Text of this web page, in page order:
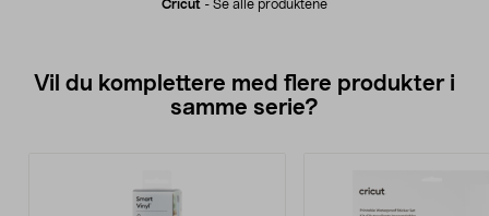
Cricut - Se alle produktene
Vil du komplettere med flere produkter i
samme serie?